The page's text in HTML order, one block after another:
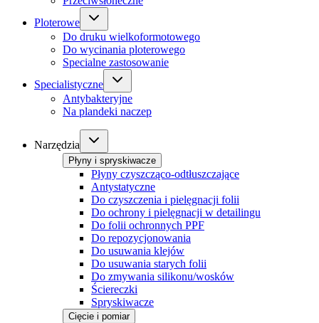
Ploterowe
Do druku wielkoformotowego
Do wycinania ploterowego
Specialne zastosowanie
Specialistyczne
Antybakteryjne
Na plandeki naczep
Narzędzia
Płyny i spryskiwacze
Płyny czyszcząco-odtłuszczające
Antystatyczne
Do czyszczenia i pielęgnacji folii
Do ochrony i pielęgnacji w detailingu
Do folii ochronnych PPF
Do repozycjonowania
Do usuwania klejów
Do usuwania starych folii
Do zmywania silikonu/wosków
Ściereczki
Spryskiwacze
Cięcie i pomiar